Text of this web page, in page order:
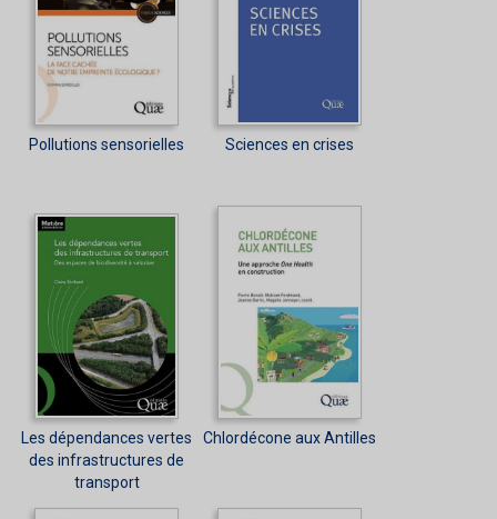
Pollutions sensorielles Sciences en crises
Les dépendances vertes
des infrastructures de
transport
Chlordécone aux Antilles